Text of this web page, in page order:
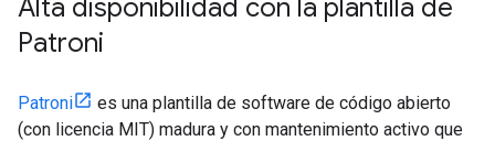
Alta disponibilidad con la plantilla de
Patroni
Patroni
es una plantilla de software de código abierto
(con licencia MIT) madura y con mantenimiento activo que